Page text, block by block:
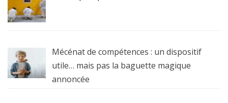
Mécénat de compétences : un dispositif
utile… mais pas la baguette magique
annoncée